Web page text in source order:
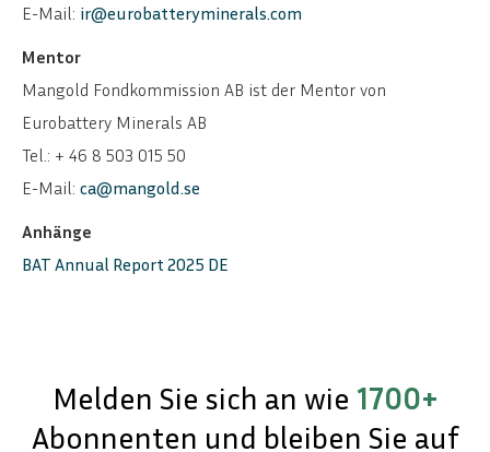
E-Mail: ir@eurobatteryminerals.com
Mentor
Mangold Fondkommission AB ist der Mentor von
Eurobattery Minerals AB
Tel.: + 46 8 503 015 50
E-Mail: ca@mangold.se
Anhänge
BAT Annual Report 2025 DE
Melden Sie sich an wie 1700+
Abonnenten und bleiben Sie auf